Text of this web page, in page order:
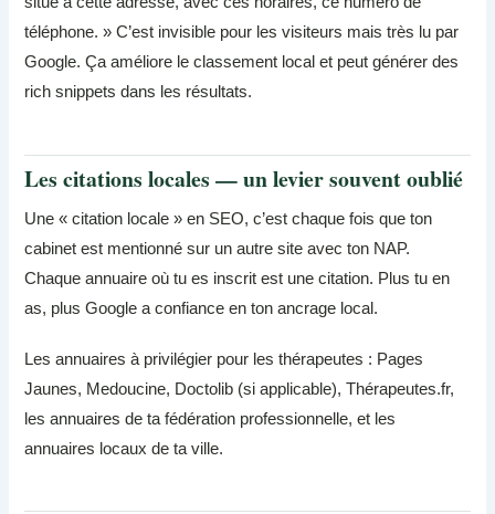
téléphone. » C’est invisible pour les visiteurs mais très lu par
Google. Ça améliore le classement local et peut générer des
rich snippets dans les résultats.
Les citations locales — un levier souvent oublié
Une « citation locale » en SEO, c’est chaque fois que ton
cabinet est mentionné sur un autre site avec ton NAP.
Chaque annuaire où tu es inscrit est une citation. Plus tu en
as, plus Google a confiance en ton ancrage local.
Les annuaires à privilégier pour les thérapeutes : Pages
Jaunes, Medoucine, Doctolib (si applicable), Thérapeutes.fr,
les annuaires de ta fédération professionnelle, et les
annuaires locaux de ta ville.